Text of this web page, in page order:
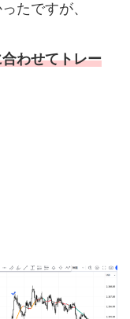
たですが、
わせてトレー